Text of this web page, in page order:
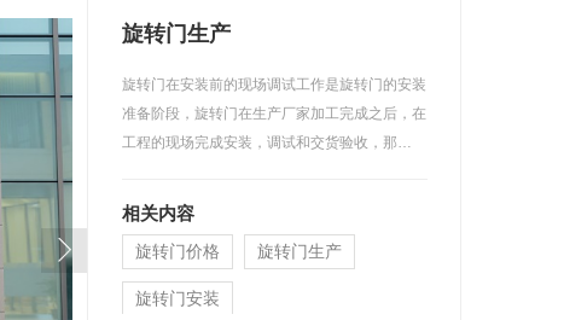
旋转门生产
旋转门在安装前的现场调试工作是旋转门的安装
准备阶段，旋转门在生产厂家加工完成之后，在
工程的现场完成安装，调试和交货验收，那…
相关内容
旋转门价格 旋转门生产
旋转门安装